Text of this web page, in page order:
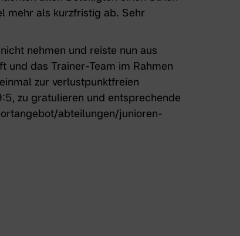
mehr als kurzfristig ab. Sehr
nehmen und reiste nun aus
und das Trainer-Team im Rahmen
zur verlustpunktfreien
zu gratulieren und entsprechende
abteilungen/junioren-